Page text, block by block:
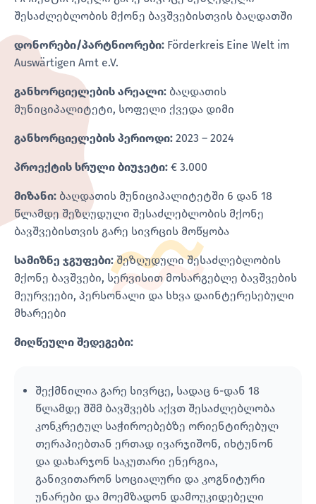
შესაძლებლობის მქონე ბავშვებისთვის ბაღდათში
დონორები/პარტნიორები: Förderkreis Eine Welt im
Auswärtigen Amt e.V.
განხორციელების არეალი: ბაღდათის
მუნიციპალიტეტი, სოფელი ქვედა დიმი
განხორციელების პერიოდი: 2023 – 2024
პროექტის სრული ბიუჯეტი: € 3.000
მიზანი: ბაღდათის მუნიციპალიტეტში 6 დან 18
წლამდე შეზღუდული შესაძლებლობის მქონე
ბავშვებისთვის გარე სივრცის მოწყობა
სამიზნე ჯგუფები:შეზღუდული შესაძლებლობის
მქონე ბავშვები, სერვისით მოსარგებლე ბავშვების
მეურვეები, პერსონალი და სხვა დაინტერესებული
მხარეები
მიღწეული შედეგები:
შექმნილია გარე სივრცე, სადაც 6-დან 18
წლამდე შშმ ბავშვებს აქვთ შესაძლებლობა
კონკრეტულ საჭიროებებზე ორიენტირებულ
თერაპიებთან ერთად ივარჯიშონ, იხტუნონ
და დახარჯონ საკუთარი ენერგია,
განივითარონ სოციალური და კოგნიტური
უნარები და მოემზადონ დამოუკიდებელი